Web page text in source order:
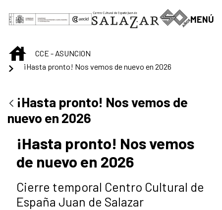
Saltar al contenido principal
MENÚ
INICIOCCE - ASUNCION
¡Hasta pronto! Nos vemos de nuevo en 2026
¡Hasta pronto! Nos vemos de
nuevo en 2026
¡Hasta pronto! Nos vemos
de nuevo en 2026
Cierre temporal Centro Cultural de
España Juan de Salazar